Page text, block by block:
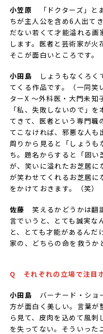
小笠原
「ドクターズ」と
ちが主人公を含め6人出て
だない若くて才能溢れる
します。医者と芸術家が火
そこが面白いところです。
小田島 しょうもなくろく
てくる作品です。（一同笑
ターX ～外科医・大門未知
「私、失敗しないので」
てきて、医者という専門職
てこなければ、邪悪な人も
周りから見ると「しょうも
ち。題名からすると「固い
が、笑いに溢れたお芝居に
が笑わせてくれるお芝居に
をかけておきます。（笑）
佐藤 笑えるかどうかは翻
言でいうと、とても誠実な
と、とても才能があるんだ
家の、どちらの命を救うか
Q それぞれの立場で注目
小田島 バーナード・ショ
方が面白く美しい。言葉が
ら見て、皮肉を込めて風
を失ってない。そういった